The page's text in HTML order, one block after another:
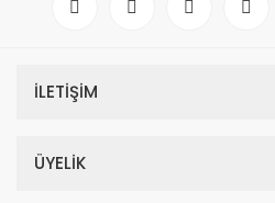
İLETİŞİM
ÜYELİK